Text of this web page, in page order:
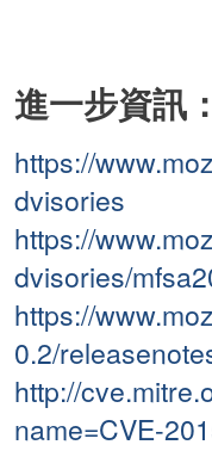
進一步資訊：
https://
dvisories
https://
dvisories/
https://
0.2/
http://
name=CVE-